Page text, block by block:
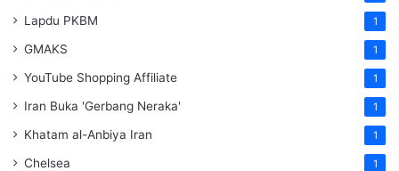
Lapdu PKBM 1
GMAKS 1
YouTube Shopping Affiliate 1
Iran Buka 'Gerbang Neraka' 1
Khatam al-Anbiya Iran 1
Chelsea 1